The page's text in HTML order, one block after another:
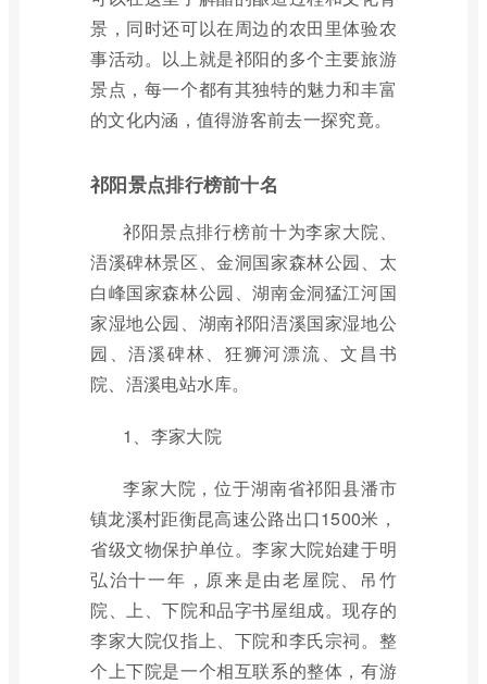
景，同时还可以在周边的农田里体验农
事活动。以上就是祁阳的多个主要旅游
景点，每一个都有其独特的魅力和丰富
的文化内涵，值得游客前去一探究竟。
祁阳景点排行榜前十名
祁阳景点排行榜前十为李家大院、
浯溪碑林景区、金洞国家森林公园、太
白峰国家森林公园、湖南金洞猛江河国
家湿地公园、湖南祁阳浯溪国家湿地公
园、浯溪碑林、狂狮河漂流、文昌书
院、浯溪电站水库。
1、李家大院
李家大院，位于湖南省祁阳县潘市
镇龙溪村距衡昆高速公路出口1500米，
省级文物保护单位。李家大院始建于明
弘治十一年，原来是由老屋院、吊竹
院、上、下院和品字书屋组成。现存的
李家大院仅指上、下院和李氏宗祠。整
个上下院是一个相互联系的整体，有游